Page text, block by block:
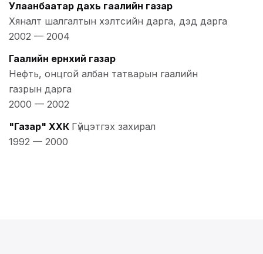
Улаанбаатар дахь гаалийн газар
Хяналт шалгалтын хэлтсийн дарга, дэд дарга
2002 — 2004
Гаалийн ерөнхий газар
Нефть, онцгой албан татварын гаалийн
газрын дарга
2000 — 2002
"Газар" ХХК Гүйцэтгэх захирал
1992 — 2000